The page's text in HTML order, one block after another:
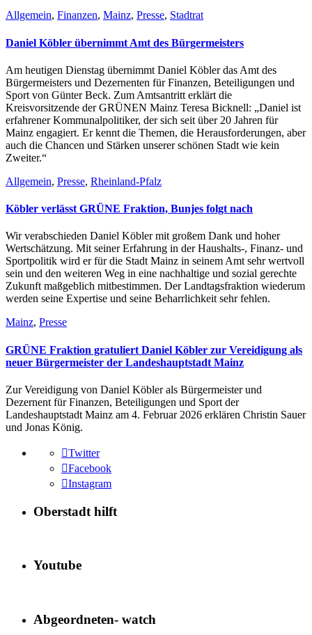
Allgemein, Finanzen, Mainz, Presse, Stadtrat
Daniel Köbler übernimmt Amt des Bürgermeisters
Am heutigen Dienstag übernimmt Daniel Köbler das Amt des
Bürgermeisters und Dezernenten für Finanzen, Beteiligungen und
Sport von Günter Beck. Zum Amtsantritt erklärt die
Kreisvorsitzende der GRÜNEN Mainz Teresa Bicknell: „Daniel ist
erfahrener Kommunalpolitiker, der sich seit über 20 Jahren für
Mainz engagiert. Er kennt die Themen, die Herausforderungen, aber
auch die Chancen und Stärken unserer schönen Stadt wie kein
Zweiter.“
Allgemein, Presse, Rheinland-Pfalz
Köbler verlässt GRÜNE Fraktion, Bunjes folgt nach
Wir verabschieden Daniel Köbler mit großem Dank und hoher
Wertschätzung. Mit seiner Erfahrung in der Haushalts-, Finanz- und
Sportpolitik wird er für die Stadt Mainz in seinem Amt sehr wertvoll
sein und den weiteren Weg in eine nachhaltige und sozial gerechte
Zukunft maßgeblich mitbestimmen. Der Landtagsfraktion wiederum
werden seine Expertise und seine Beharrlichkeit sehr fehlen.
Mainz, Presse
GRÜNE Fraktion gratuliert Daniel Köbler zur Vereidigung als
neuer Bürgermeister der Landeshauptstadt Mainz
Zur Vereidigung von Daniel Köbler als Bürgermeister und
Dezernent für Finanzen, Beteiligungen und Sport der
Landeshauptstadt Mainz am 4. Februar 2026 erklären Christin Sauer
und Jonas König.
Twitter
Facebook
Instagram
Oberstadt hilft
Youtube
Abgeordneten- watch